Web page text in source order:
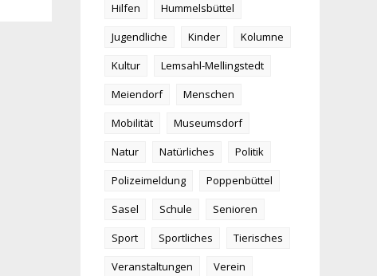
Hilfen
Hummelsbüttel
Jugendliche
Kinder
Kolumne
Kultur
Lemsahl-Mellingstedt
Meiendorf
Menschen
Mobilität
Museumsdorf
Natur
Natürliches
Politik
Polizeimeldung
Poppenbüttel
Sasel
Schule
Senioren
Sport
Sportliches
Tierisches
Veranstaltungen
Verein